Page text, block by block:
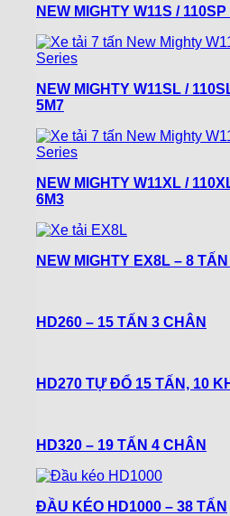
NEW MIGHTY W11S /
NEW MIGHTY W11SL /
5M7
NEW MIGHTY W11XL /
6M3
NEW MIGHTY EX8L – 8
HD260 – 15 TẤN 3 CHÂN
HD270 TỰ ĐỔ 15 TẤN, 10
HD320 – 19 TẤN 4 CHÂN
ĐẦU KÉO HD1000 – 38 TẤN